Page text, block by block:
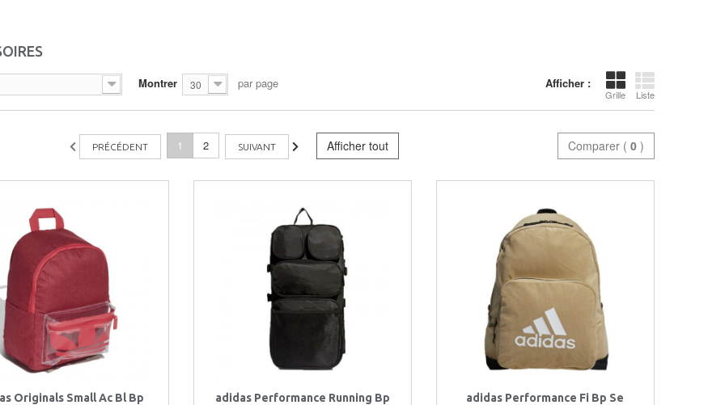
Afficher :
Grille Liste
Montrer 30 par page
Comparer ( 0 )
Afficher tout
PRÉCÉDENT 1 2 SUIVANT
Originals Small Ac Bl Bp
adidas Performance Running Bp
adidas Performance Fi Bp Se